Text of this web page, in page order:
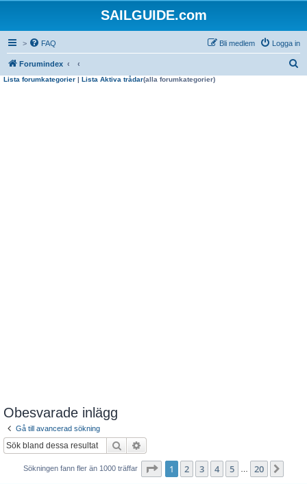
SAILGUIDE.com
> FAQ Logga in
Bli medlem
Forumindex
Lista forumkategorier | Lista Aktiva trådar(alla forumkategorier)
Obesvarade inlägg
Gå till avancerad sökning
Sök
Sökningen fann fler än 1000 träffar Sida av 20
1 2 3 4 5 20